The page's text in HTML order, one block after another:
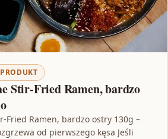
PRODUKT
Stir-Fried Ramen, bardzo
Fried Ramen, bardzo ostry 130g –
od pierwszego kęsa Jeśli